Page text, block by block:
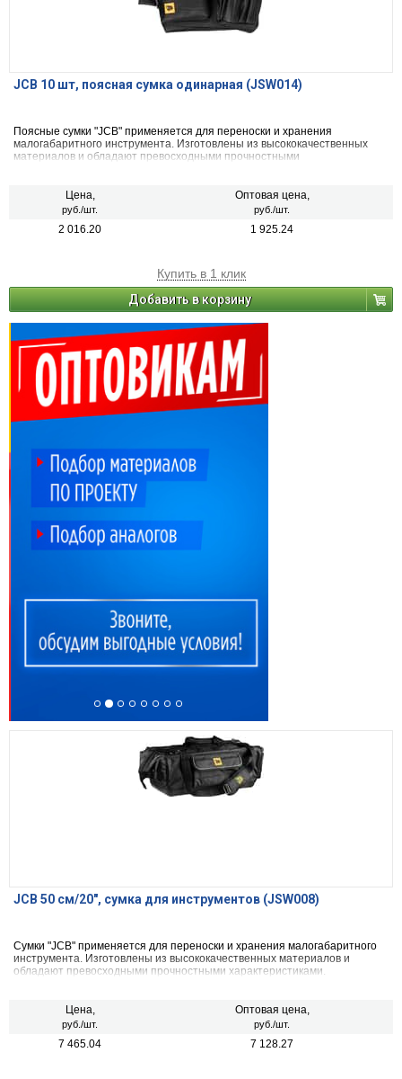
JCB 10 шт, поясная сумка одинарная (JSW014)
Поясные сумки "JCB" применяется для переноски и хранения
малогабаритного инструмента. Изготовлены из высококачественных
материалов и обладают превосходными прочностными
Цена,
руб./шт.
Оптовая цена,
руб./шт.
2 016.20 1 925.24
Купить в 1 клик
Добавить в корзину
JCB 50 см/20″, сумка для инструментов (JSW008)
Cумки "JCB" применяется для переноски и хранения малогабаритного
инструмента. Изготовлены из высококачественных материалов и
обладают превосходными прочностными характеристиками.
Цена,
руб./шт.
Оптовая цена,
руб./шт.
7 465.04 7 128.27